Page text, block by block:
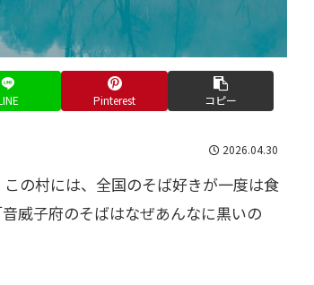
Pinterest コピー
2026.04.30
の村には、全国のそば好きが一度は食
威子府のそばはなぜあんなに黒いの